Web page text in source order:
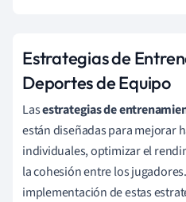
Estrategias de
Deportes de Equipo
Lasestrategias de
están diseñadas para mejorar
individuales, optimizar el
la cohesión entre los
implementación de estas